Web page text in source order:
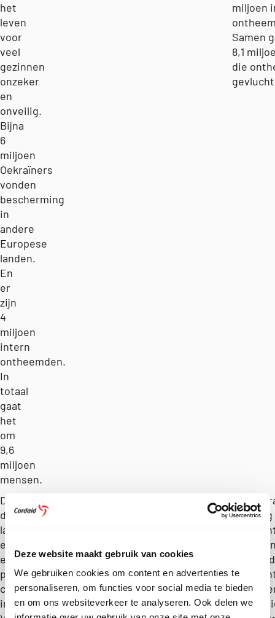
Deze website maakt gebruik van cookies
We gebruiken cookies om content en advertenties te
personaliseren, om functies voor social media te bieden
en om ons websiteverkeer te analyseren. Ook delen we
het
leven
voor
veel
gezinnen
onzeker
en
onveilig.
Bijna
6
miljoen
Oekraïners
vonden
bescherming
in
andere
Europese
landen.
En
er
zijn
4
miljoen
intern
ontheemden.
In
totaal
gaat
het
om
9,6
miljoen
mensen.
miljoen
Samen
8,1
die
Door
de
langdurige
economische
en
politieke
crisis
in
voedselhulp
vluchtelingen
Venezuela
2020 – Foto:
Berber van
Graag
de
mens